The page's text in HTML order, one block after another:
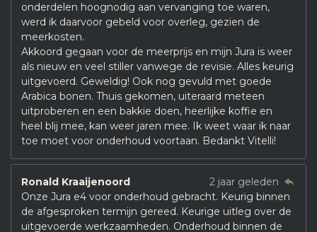
onderdelen hoognodig aan vervanging toe waren,
werd ik daarvoor gebeld voor overleg, gezien de
meerkosten.
Akkoord gegaan voor de meerprijs en mijn Jura is weer
als nieuw en veel stiller vanwege de revisie. Alles keurig
uitgevoerd. Geweldig! Ook nog gevuld met goede
Arabica bonen. Thuis gekomen, uiteraard meteen
uitproberen en een bakkie doen, heerlijke koffie en
heel blij mee, kan weer jaren mee. Ik weet waar ik naar
toe moet voor onderhoud voortaan. Bedankt Vitelli!
Ronald Kraaijenoord
2 jaar geleden
Onze Jura e4 voor onderhoud gebracht. Keurig binnen
de afgesproken termijn gereed. Keurige uitleg over de
uitgevoerde werkzaamheden. Onderhoud binnen de